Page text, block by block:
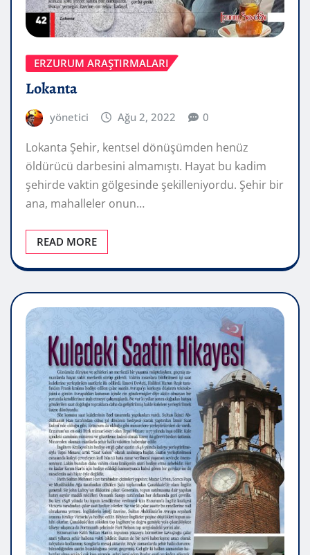
ERZURUM ARAŞTIRMALARI
Lokanta
yönetici Ağu 2, 2022 0
Lokanta Şehir, kentsel dönüşümden henüz
öldürücü darbesini almamıştı. Hayat bu kadim
şehirde vaktin gölgesinde şekilleniyordu. Şehir bir
ana, mahalleler onun…
READ MORE